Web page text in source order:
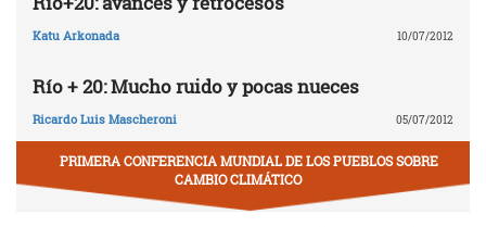
Katu Arkonada 10/07/2012
Río + 20: Mucho ruido y pocas nueces
Ricardo Luis Mascheroni 05/07/2012
PRIMERA CONFERENCIA MUNDIAL DE LOS PUEBLOS SOBRE
CAMBIO CLIMÁTICO